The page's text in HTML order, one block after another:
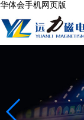
华体会手机网页版